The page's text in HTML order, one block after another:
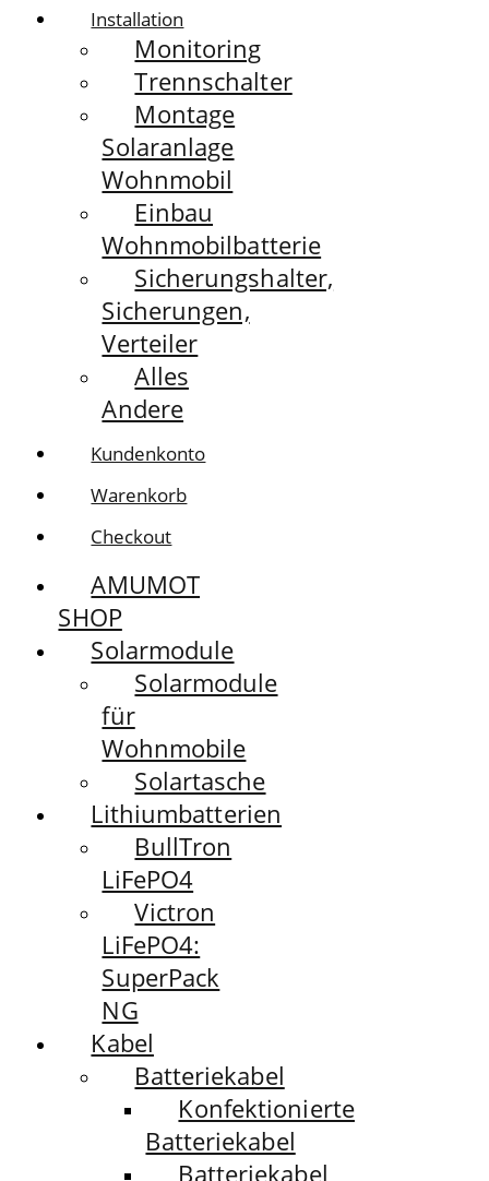
Installation
Monitoring
Trennschalter
Montage
Solaranlage
Wohnmobil
Einbau
Wohnmobilbatterie
Sicherungshalter,
Sicherungen,
Verteiler
Alles
Andere
Kundenkonto
Warenkorb
Checkout
AMUMOT
SHOP
Solarmodule
Solarmodule
für
Wohnmobile
Solartasche
Lithiumbatterien
BullTron
LiFePO4
Victron
LiFePO4:
SuperPack
NG
Kabel
Batteriekabel
Konfektionierte
Batteriekabel
Batteriekabel